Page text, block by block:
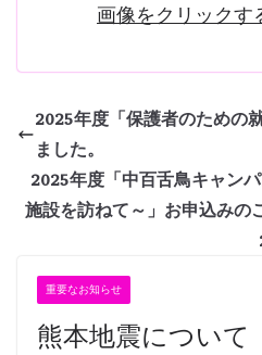
画像をクリックす
2025年度「保護者のための
ました。
2025年度「中百舌鳥キャン
施設を訪ねて～」お申込みの
重要なお知らせ
熊本地震について